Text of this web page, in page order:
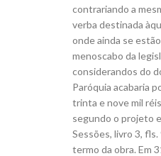
contrariando a
verba destinada
onde ainda se
menoscabo da
considerandos do
Paróquia acabaria
trinta e nove mil
segundo o projeto
Sessões, livro 3,
termo da obra. Em